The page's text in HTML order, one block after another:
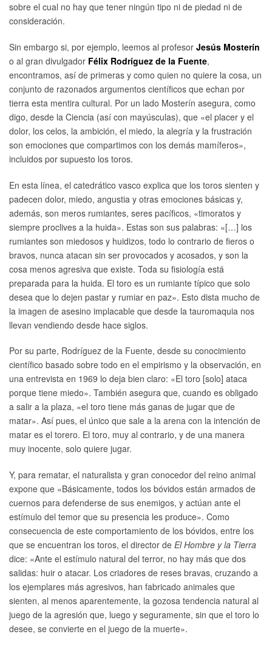
sobre el cual no hay que tener ningún tipo ni de piedad ni de
consideración.
Sin embargo si, por ejemplo, leemos al profesor Jesús Mosterín
o al gran divulgador Félix Rodríguez de la Fuente,
encontramos, así de primeras y como quien no quiere la cosa, un
conjunto de razonados argumentos científicos que echan por
tierra esta mentira cultural. Por un lado Mosterín asegura, como
digo, desde la Ciencia (así con mayúsculas), que «el placer y el
dolor, los celos, la ambición, el miedo, la alegría y la frustración
son emociones que compartimos con los demás mamíferos»,
incluidos por supuesto los toros.
En esta línea, el catedrático vasco explica que los toros sienten y
padecen dolor, miedo, angustia y otras emociones básicas y,
además, son meros rumiantes, seres pacíficos, «timoratos y
siempre proclives a la huida». Estas son sus palabras: «[…] los
rumiantes son miedosos y huidizos, todo lo contrario de fieros o
bravos, nunca atacan sin ser provocados y acosados, y son la
cosa menos agresiva que existe. Toda su fisiología está
preparada para la huida. El toro es un rumiante típico que solo
desea que lo dejen pastar y rumiar en paz». Esto dista mucho de
la imagen de asesino implacable que desde la tauromaquia nos
llevan vendiendo desde hace siglos.
Por su parte, Rodríguez de la Fuente, desde su conocimiento
científico basado sobre todo en el empirismo y la observación, en
una entrevista en 1969 lo deja bien claro: «El toro [solo] ataca
porque tiene miedo». También asegura que, cuando es obligado
a salir a la plaza, «el toro tiene más ganas de jugar que de
matar». Así pues, el único que sale a la arena con la intención de
matar es el torero. El toro, muy al contrario, y de una manera
muy inocente, solo quiere jugar.
Y, para rematar, el naturalista y gran conocedor del reino animal
expone que «Básicamente, todos los bóvidos están armados de
cuernos para defenderse de sus enemigos, y actúan ante el
estímulo del temor que su presencia les produce». Como
consecuencia de este comportamiento de los bóvidos, entre los
que se encuentran los toros, el director de El Hombre y la Tierra
dice: «Ante el estímulo natural del terror, no hay más que dos
salidas: huir o atacar. Los criadores de reses bravas, cruzando a
los ejemplares más agresivos, han fabricado animales que
sienten, al menos aparentemente, la gozosa tendencia natural al
juego de la agresión que, luego y seguramente, sin que el toro lo
desee, se convierte en el juego de la muerte».